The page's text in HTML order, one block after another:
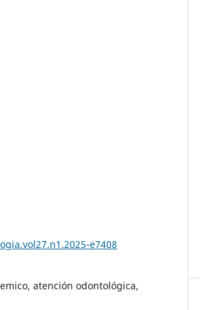
e7408
atención odontológica,